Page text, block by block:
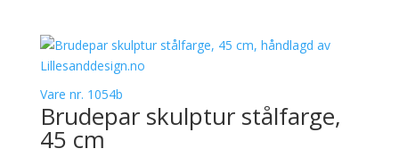
Vare nr. 1054b
Brudepar skulptur stålfarge,
45 cm